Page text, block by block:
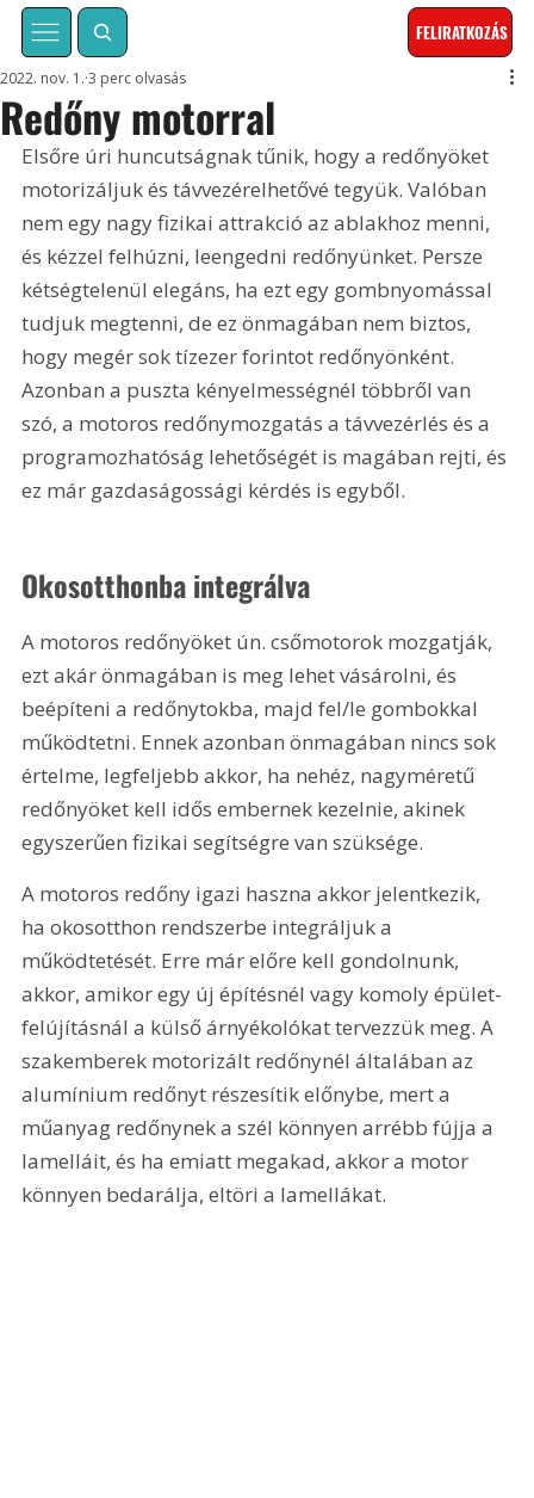
FELIRATKOZÁS
Redőny motorral
2022. nov. 1. 3 perc olvasás
Elsőre úri huncutságnak tűnik, hogy a redőnyöket
motorizáljuk és távvezérelhetővé tegyük. Valóban
nem egy nagy fizikai attrakció az ablakhoz menni,
és kézzel felhúzni, leengedni redőnyünket. Persze
kétségtelenül elegáns, ha ezt egy gombnyomással
tudjuk megtenni, de ez önmagában nem biztos,
hogy megér sok tízezer forintot redőnyönként.
Azonban a puszta kényelmességnél többről van
szó, a motoros redőnymozgatás a távvezérlés és a
programozhatóság lehetőségét is magában rejti, és
ez már gazdaságossági kérdés is egyből.
Okosotthonba integrálva
A motoros redőnyöket ún. csőmotorok mozgatják,
ezt akár önmagában is meg lehet vásárolni, és
beépíteni a redőnytokba, majd fel/le gombokkal
működtetni. Ennek azonban önmagában nincs sok
értelme, legfeljebb akkor, ha nehéz, nagyméretű
redőnyöket kell idős embernek kezelnie, akinek
egyszerűen fizikai segítségre van szüksége.
A motoros redőny igazi haszna akkor jelentkezik,
ha okosotthon rendszerbe integráljuk a
működtetését. Erre már előre kell gondolnunk,
akkor, amikor egy új építésnél vagy komoly épület-
felújításnál a külső árnyékolókat tervezzük meg. A
szakemberek motorizált redőnynél általában az
alumínium redőnyt részesítik előnybe, mert a
műanyag redőnynek a szél könnyen arrébb fújja a
lamelláit, és ha emiatt megakad, akkor a motor
könnyen bedarálja, eltöri a lamellákat.